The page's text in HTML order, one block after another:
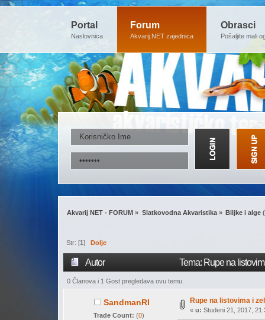
Portal
Naslovnica
Forum
Akvarij.NET zajednica
Obrasci
Pošaljite mali
Akvarij NET - FORUM » Slatkovodna Akvaristika» Biljke i alge
Str: [1] Dolje
Autor Tema: Rupe na
0 Članova i 1 Gost pregledava ovu temu.
SandmanRI
Trade Count: (0)
Rupe na listovima i
« u: Studeni 21, 2017,